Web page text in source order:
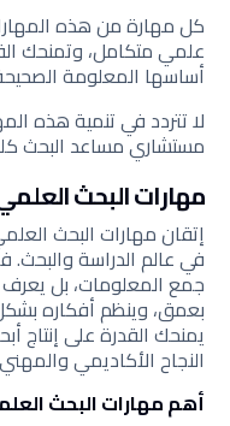
كل مهارة من هذه
علمي متكامل، وتمنحك
أساسها المعلومة
لا تتردد في تنمية هذه
مستشاري مساعد البحث
مهارات البحث
إتقان مهارات البحث
في عالم الدراسة والبحث.
جمع المعلومات، بل يعرف
بعمق، وينظم أفكاره
يمنحك القدرة على إنتاج
النجاح الأكاديمي والمهني.
أهم مهارات البحث